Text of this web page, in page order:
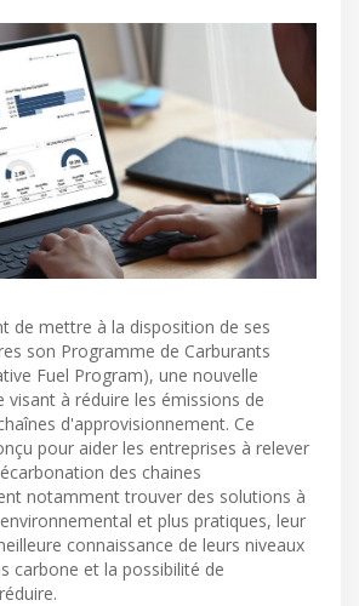
de mettre à la disposition de ses
son Programme de Carburants
Fuel Program), une nouvelle
visant à réduire les émissions de
d'approvisionnement. Ce
pour aider les entreprises à relever
des chaines
notamment trouver des solutions à
et plus pratiques, leur
connaissance de leurs niveaux
carbone et la possibilité de